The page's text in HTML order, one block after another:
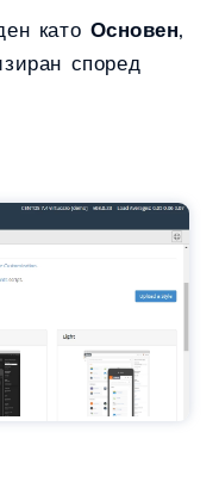
като Основен,
според